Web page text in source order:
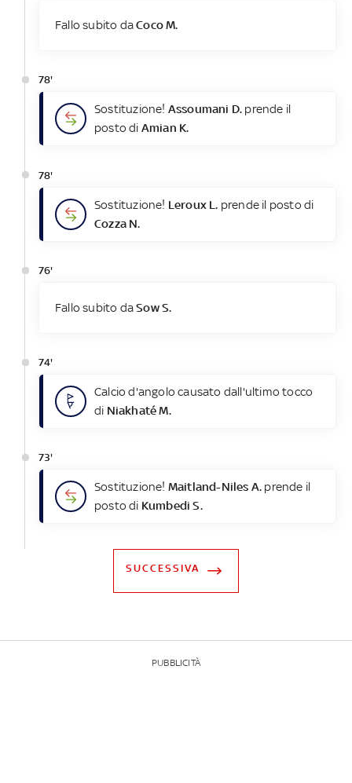
Fallo subito daCoco M.
78'
Sostituzione! Assoumani D. prende il
posto di Amian K.
78'
Sostituzione! Leroux L. prende il posto di
Cozza N.
76'
Fallo subito daSow S.
74'
Calcio d'angolo causato dall'ultimo tocco
di Niakhaté M.
73'
Sostituzione! Maitland-Niles A. prende il
posto di Kumbedi S.
SUCCESSIVA
PUBBLICITÀ